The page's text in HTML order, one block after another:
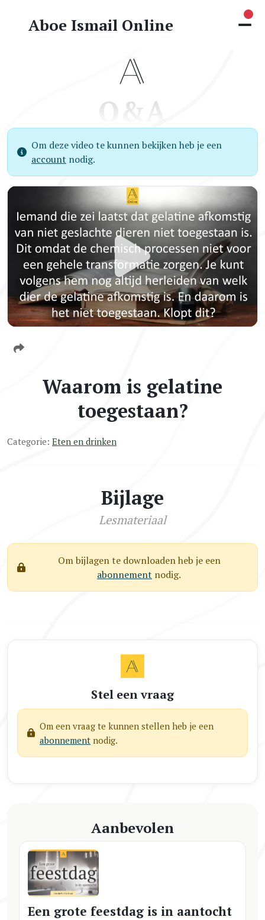
Aboe Ismail Online
Q&A
Om deze video te kunnen bekijken heb je een
account nodig.
Waarom is gelatine
toegestaan?
Categorie: Eten en drinken
Bijlage
Lesmateriaal
Om bijlagen te downloaden heb je een
abonnement nodig.
Stel een vraag
Om een vraag te kunnen stellen heb je een
abonnement nodig.
Aanbevolen
Een grote feestdag is in aantocht